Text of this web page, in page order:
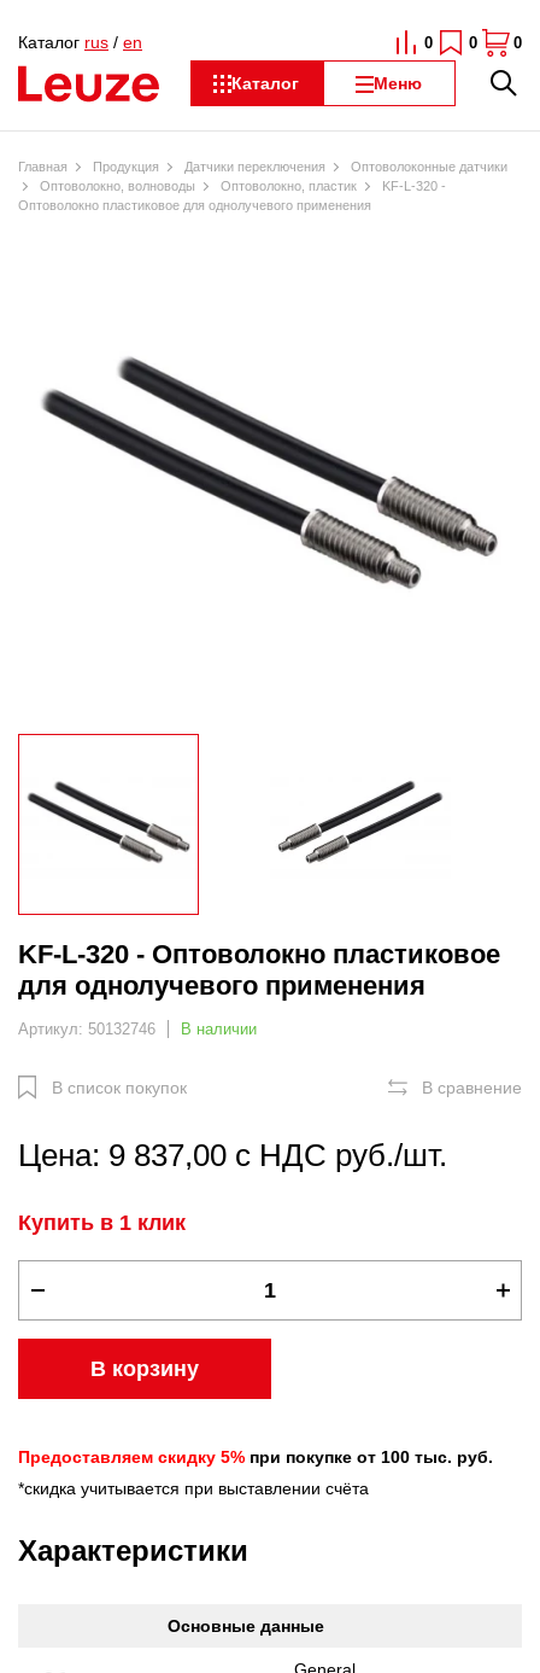
Каталог Меню
Каталог rus / en 0 0 0
Главная Продукция Датчики переключения
Оптоволоконные датчики
Оптоволокно, волноводы
Оптоволокно, пластик
KF-L-320 -
Оптоволокно пластиковое для однолучевого применения
KF-L-320 - Оптоволокно пластиковое
для однолучевого применения
Артикул: 50132746 В наличии
В список покупок В сравнение
Цена: 9 837,00 с НДС руб./шт.
Купить в 1 клик
В корзину
Предоставляем скидку 5% при покупке от 100 тыс. руб.
*скидка учитывается при выставлении счёта
Характеристики
Основные данные